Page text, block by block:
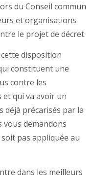
du Conseil commun
et organisations
le projet de décret.
disposition
constituent une
contre les
qui va avoir un
déjà précarisés par la
demandons
pas appliquée au
dans les meilleurs